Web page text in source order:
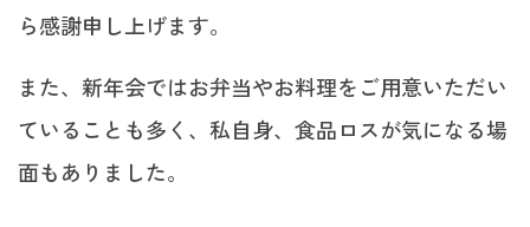
ら感謝申し上げます。
また、新年会ではお弁当やお料理をご用意いただい
ていることも多く、私自身、食品ロスが気になる場
面もありました。